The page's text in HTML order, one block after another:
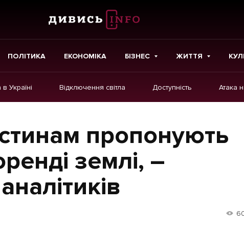
ПОЛІТИКА ЕКОНОМІКА БІЗНЕС ЖИТТЯ
в Україні Відключення світла Доступність Атака
Картки
Репортаж
пропонують
землі, –